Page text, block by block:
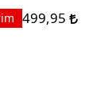
499,95